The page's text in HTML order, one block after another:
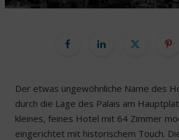
Der etwas ungewöhnliche Name des
durch die Lage des Palais am
kleines, feines Hotel mit 64 Zimmer
eingerichtet mit historischem Touch.